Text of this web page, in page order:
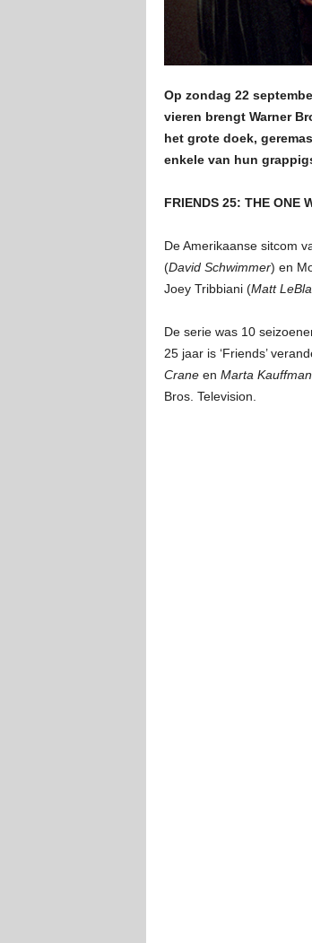
Op zondag 22
vieren brengt Warner
het grote doek,
enkele van hun
FRIENDS 25: THE
De Amerikaanse sitcom
(David Schwimmer) en
Joey Tribbiani (Matt
De serie was 10
25 jaar is ‘Friends’
Craneen Marta Kauffman
Bros. Television.